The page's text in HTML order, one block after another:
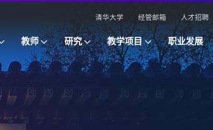
清华大学 经管邮箱 人才招聘
教师 研究 教学项目 职业发展